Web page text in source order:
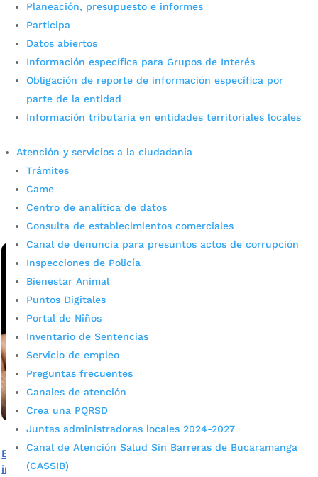
Planeación, presupuesto e informes
Participa
Datos abiertos
Información específica para Grupos de Interés
Obligación de reporte de información específica por
parte de la entidad
Información tributaria en entidades territoriales locales
Atención y servicios a la ciudadanía
Trámites
Came
Centro de analítica de datos
Consulta de establecimientos comerciales
Canal de denuncia para presuntos actos de corrupción
Inspecciones de Policía
Bienestar Animal
Puntos Digitales
Portal de Niños
Inventario de Sentencias
Servicio de empleo
Preguntas frecuentes
Canales de atención
Crea una PQRSD
Juntas administradoras locales 2024-2027
Canal de Atención Salud Sin Barreras de Bucaramanga
(CASSIB)
Un buen bumangués mantiene
poradmin_prensa| Jun 25, 2026|Noticias
La EMAB le da cinco acciones que ayudan a construir
una ciudad más limpia como un buen bumangués. La
Empresa de Aseo de Bucaramanga, EMAB, invita a la
ciudadanía a fortalecer los hábitos que...
Bucaramanga avanza cuando cumples con tus
impuestos: ya están disponibles los recibos del Impuesto